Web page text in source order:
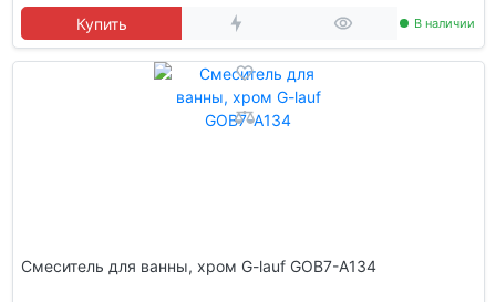
Купить
В наличии
Смеситель для ванны, хром G-lauf GOB7-A134